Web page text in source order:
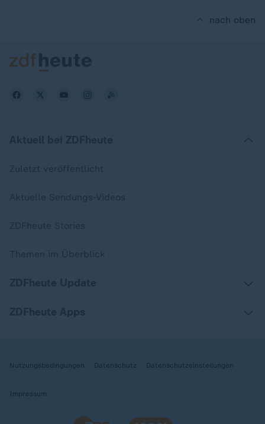
nach oben
Nutzungsbedingungen Datenschutz Datenschutzeinstellungen
Impressum